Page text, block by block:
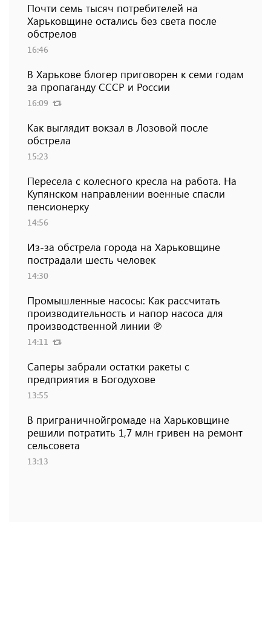
Почти семь тысяч потребителей на
Харьковщине остались без света после
обстрелов
16:46
В Харькове блогер приговорен к семи годам
за пропаганду СССР и России
16:09
Как выглядит вокзал в Лозовой после
обстрела
15:23
Пересела с колесного кресла на работа. На
Купянском направлении военные спасли
пенсионерку
14:56
Из-за обстрела города на Харьковщине
пострадали шесть человек
14:30
Промышленные насосы: Как рассчитать
производительность и напор насоса для
производственной линии ℗
14:11
Саперы забрали остатки ракеты с
предприятия в Богодухове
13:55
В приграничнойгромаде на Харьковщине
решили потратить 1,7 млн ​​гривен на ремонт
сельсовета
13:13